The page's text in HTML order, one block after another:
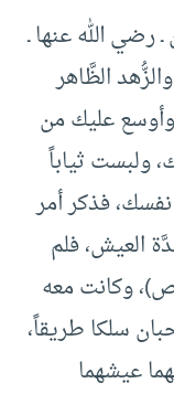
الله عنها ـ
الظَّاهر
وأوسع عليك من
ولبست ثياباً
فذكر أمر
العيش، فلم
وكانت معه
سلكا طريقاً،
عيشهما